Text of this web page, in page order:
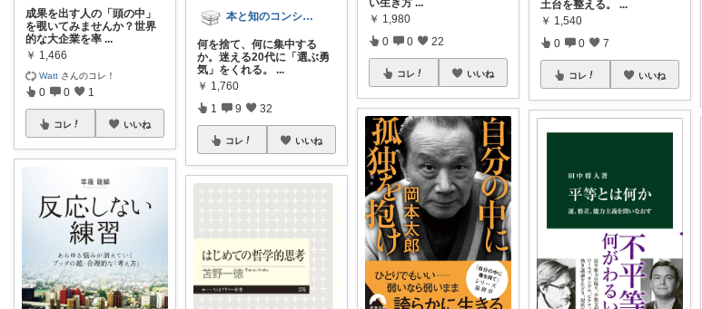
成果を出す人の「頭の中」
を覗いてみませんか？世界
的な大企業を率 ...
￥ 1,466
Watt さんのコレ！
0 0 1
コレ いいね
本と知のコンシェルジュ📚
何を捨て、何に集中する
か。迷える20代に「選ぶ勇
気」をくれる。
...
￥ 1,760
1 9 32
コレ いいね
い生き方 ...
￥ 1,980
0 0 22
コレ いいね
土台を整える。
...
￥ 1,540
0 0 7
コレ いいね